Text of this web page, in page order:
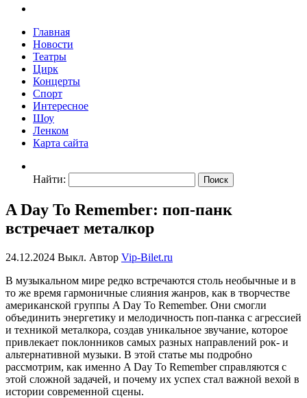
Главная
Новости
Театры
Цирк
Концерты
Спорт
Интересное
Шоу
Ленком
Карта сайта
Найти:
A Day To Remember: поп-панк
встречает металкор
24.12.2024 Выкл. Автор Vip-Bilet.ru
В музыкальном мире редко встречаются столь необычные и в
то же время гармоничные слияния жанров, как в творчестве
американской группы A Day To Remember. Они смогли
объединить энергетику и мелодичность поп-панка с агрессией
и техникой металкора, создав уникальное звучание, которое
привлекает поклонников самых разных направлений рок- и
альтернативной музыки. В этой статье мы подробно
рассмотрим, как именно A Day To Remember справляются с
этой сложной задачей, и почему их успех стал важной вехой в
истории современной сцены.